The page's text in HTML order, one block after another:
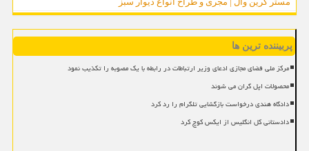
پربیننده ترین ها
مرکز ملی فضای مجازی ادعای وزیر ارتباطات در رابطه با یک مصوبه را تکذیب نمود
محصولات اپل گران می شوند
دادگاه هندی درخواست بازگشایی تلگرام را رد کرد
دادستانی کل انگلیس از ایکس کوچ کرد